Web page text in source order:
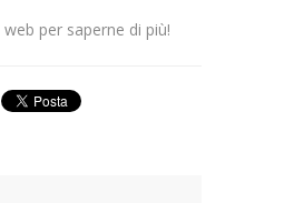
per saperne di più!